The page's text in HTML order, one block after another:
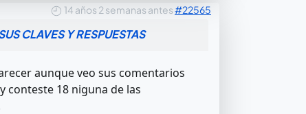
14 años 2 semanas antes#22565
CLAVES Y RESPUESTAS
aunque veo sus comentarios
conteste 18 niguna de las